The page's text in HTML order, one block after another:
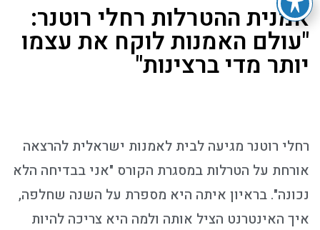
אמנית ההטרלות רחלי רוטנר:
"עולם האמנות לוקח את עצמו
יותר מדי ברצינות"
רחלי רוטנר מגיעה לבית לאמנות ישראלית להרצאה
אורחת על הטרלות במסגרת הקורס "אני בבדיחה הלא
נכונה". בראיון איתה היא מספרת על השנה שחלפה,
איך האינטרנט הציל אותה ולמה היא צריכה להיות